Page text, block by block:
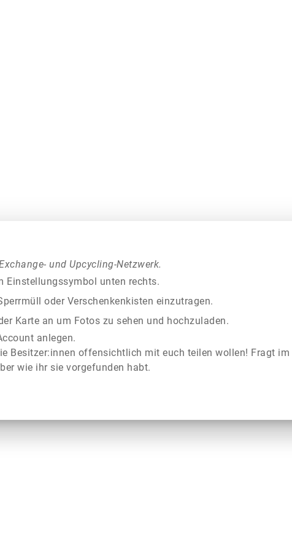
und Upcycling-Netzwerk.
Einstellungssymbol unten rechts.
oder Verschenkenkisten einzutragen.
Karte an um Fotos zu sehen und hochzuladen.
anlegen.
Besitzer:innen offensichtlich mit euch teilen wollen! Fragt
wie ihr sie vorgefunden habt.